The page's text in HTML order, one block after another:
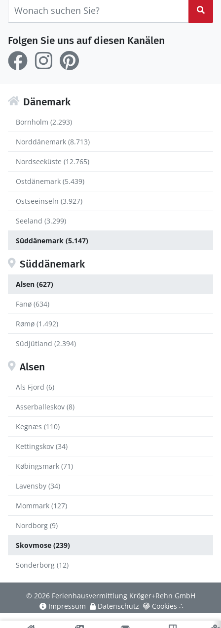
Folgen Sie uns auf diesen Kanälen
Dänemark
Bornholm (2.293)
Norddänemark (8.713)
Nordseeküste (12.765)
Ostdänemark (5.439)
Ostseeinseln (3.927)
Seeland (3.299)
Süddänemark (5.147)
Süddänemark
Alsen (627)
Fanø (634)
Rømø (1.492)
Südjütland (2.394)
Alsen
Als Fjord (6)
Asserballeskov (8)
Kegnæs (110)
Kettingskov (34)
Købingsmark (71)
Lavensby (34)
Mommark (127)
Nordborg (9)
Skovmose (239)
Sonderborg (12)
© 2026 Ferienhausvermittlung Kröger+Rehn GmbH
Impressum
Datenschutz Cookies ∴